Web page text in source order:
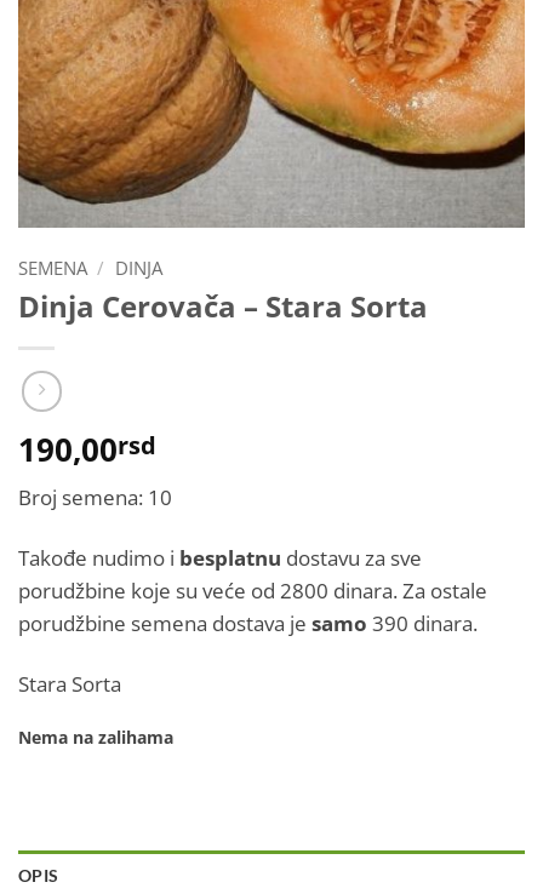
SEMENA / DINJA
Dinja Cerovača – Stara Sorta
190,00rsd
Broj semena: 10
Takođe nudimo i besplatnu dostavu za sve
porudžbine koje su veće od 2800 dinara. Za ostale
porudžbine semena dostava je samo 390 dinara.
Stara Sorta
Nema na zalihama
OPIS